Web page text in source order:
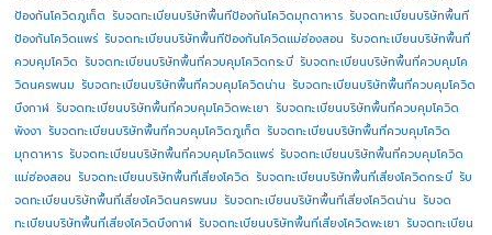
ป้องกันโควิดภูเก็ต รับจดทะเบียนบริษัทพื้นทีป้องกันโควิดมุกดาหาร รับจดทะเบียนบริษัทพื้นที
ป้องกันโควิดแพร่ รับจดทะเบียนบริษัทพื้นทีป้องกันโควิดแม่ฮ่องสอน รับจดทะเบียนบริษัทพื้นที่
ควบคุมโควิด รับจดทะเบียนบริษัทพื้นที่ควบคุมโควิดกระบี่ รับจดทะเบียนบริษัทพื้นที่ควบคุมโค
วิดนครพนม รับจดทะเบียนบริษัทพื้นที่ควบคุมโควิดน่าน รับจดทะเบียนบริษัทพื้นที่ควบคุมโควิด
บึงกาฬ รับจดทะเบียนบริษัทพื้นที่ควบคุมโควิดพะเยา รับจดทะเบียนบริษัทพื้นที่ควบคุมโควิด
พังงา รับจดทะเบียนบริษัทพื้นที่ควบคุมโควิดภูเก็ต รับจดทะเบียนบริษัทพื้นที่ควบคุมโควิด
มุกดาหาร รับจดทะเบียนบริษัทพื้นที่ควบคุมโควิดแพร่ รับจดทะเบียนบริษัทพื้นที่ควบคุมโควิด
แม่ฮ่องสอน รับจดทะเบียนบริษัทพื้นที่เสี่ยงโควิด รับจดทะเบียนบริษัทพื้นที่เสี่ยงโควิดกระบี่ รับ
จดทะเบียนบริษัทพื้นที่เสี่ยงโควิดนครพนม รับจดทะเบียนบริษัทพื้นที่เสี่ยงโควิดน่าน รับจด
ทะเบียนบริษัทพื้นที่เสี่ยงโควิดบึงกาฬ รับจดทะเบียนบริษัทพื้นที่เสี่ยงโควิดพะเยา รับจดทะเบียน